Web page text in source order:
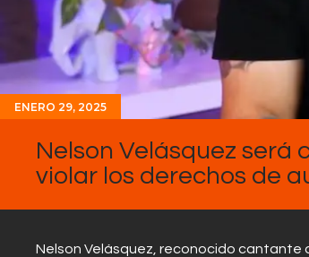
ENERO 29, 2025
Nelson Velásquez será
violar los derechos de
Nelson Velásquez, reconocido cantante